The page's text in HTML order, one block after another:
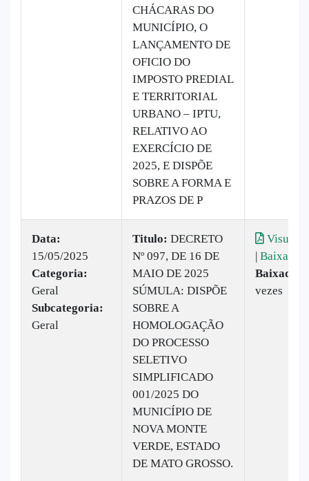
CHÁCARAS DO
MUNICÍPIO, O
LANÇAMENTO DE
OFICIO DO
IMPOSTO PREDIAL
E TERRITORIAL
URBANO – IPTU,
RELATIVO AO
EXERCÍCIO DE
2025, E DISPÕE
SOBRE A FORMA E
PRAZOS DE P
Data:
15/05/2025
Categoria:
Geral
Subcategoria:
Geral
Titulo: DECRETO
Nº 097, DE 16 DE
MAIO DE 2025
SÚMULA: DISPÕE
SOBRE A
HOMOLOGAÇÃO
DO PROCESSO
SELETIVO
SIMPLIFICADO
001/2025 DO
MUNICÍPIO DE
NOVA MONTE
VERDE, ESTADO
DE MATO GROSSO.
| Baixar
Baixado:
vezes